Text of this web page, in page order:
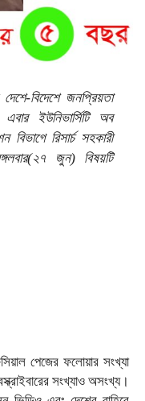
দেশে-বিদেশে জনপ্রিয়তা
ইউনিভার্সিটি অব
রিসার্চ সহকারী
জুন) বিষয়টি
পেজের ফলোয়ার সংখ্যা
সংখ্যাও অসংখ্য।